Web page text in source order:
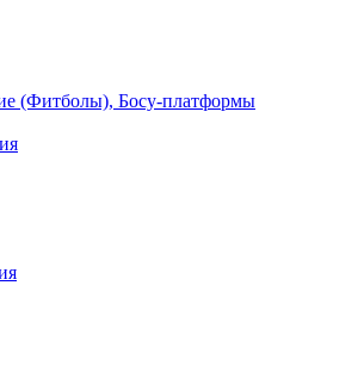
(Фитболы), Босу-платформы